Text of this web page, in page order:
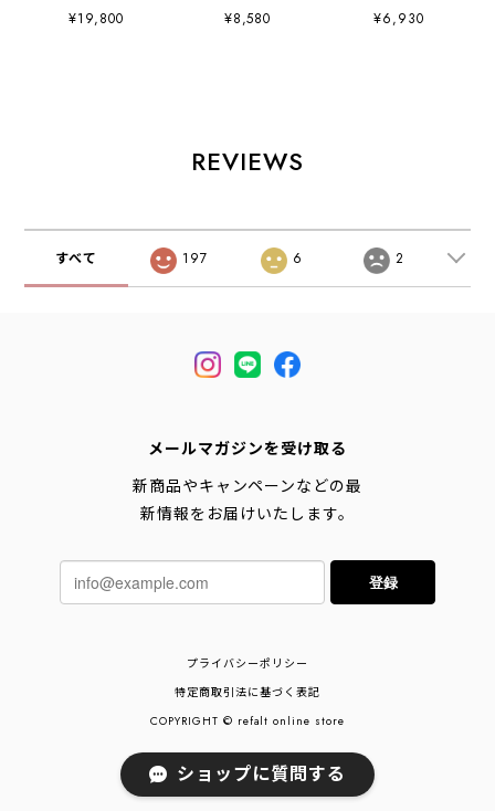
M's Tidal
Threads Camp
¥19,800
M's L/S Cap Cool
Trail Shirt -
シャツ（ストラタ
ピークス）・長
¥8,580
M's Great Waves
Responsibili-Tee
¥6,930
REVIEWS
すべて 197 6 2
メールマガジンを受け取る
新商品やキャンペーンなどの最
新情報をお届けいたします。
登録
プライバシーポリシー
特定商取引法に基づく表記
COPYRIGHT © refalt online store
ショップに質問する